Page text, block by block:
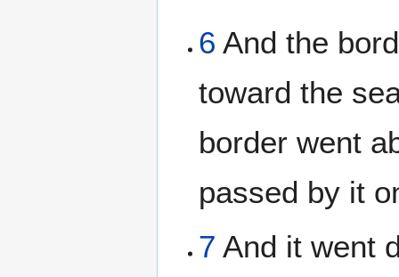
6 And the
toward the
border went
passed by it
7 And it went